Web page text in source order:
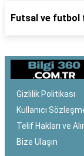
Futsal ve futbol
Gizlilik Politikası
Kullanıcı
Telif Hakları ve
Bize Ulaşın